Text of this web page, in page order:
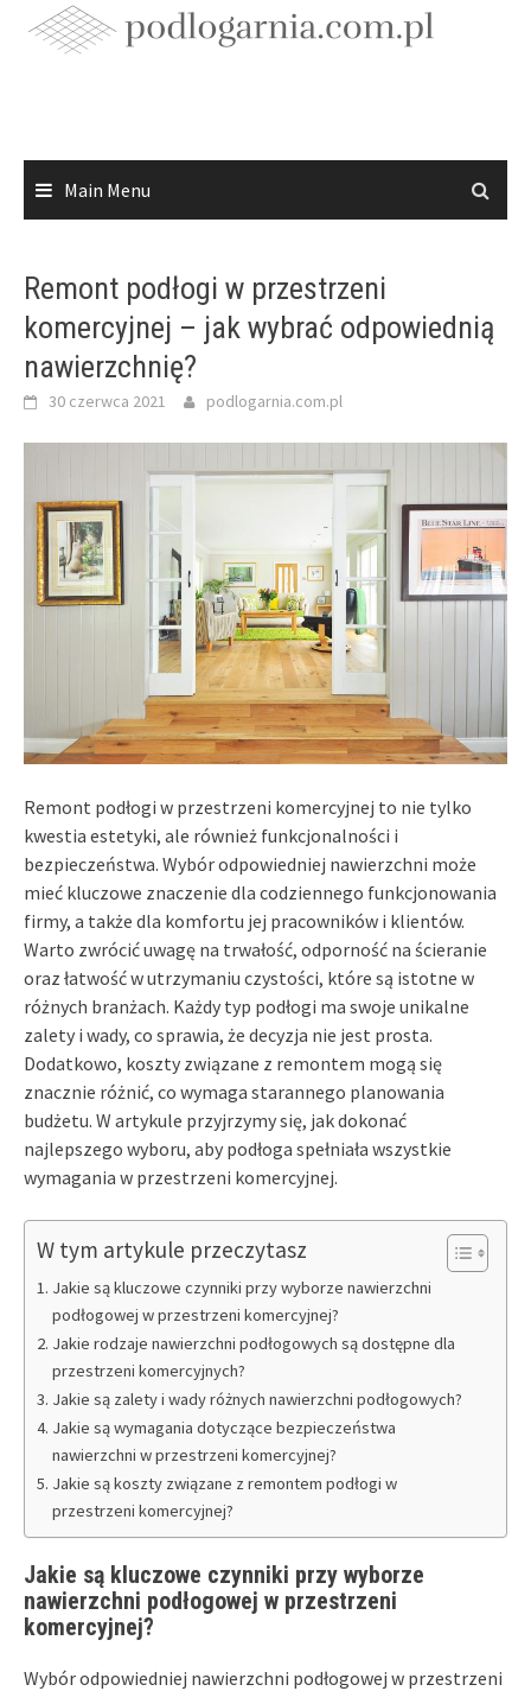
Main Menu
Remont podłogi w przestrzeni
komercyjnej – jak wybrać odpowiednią
nawierzchnię?
30 czerwca 2021 podlogarnia.com.pl
Remont podłogi w przestrzeni komercyjnej to nie tylko
kwestia estetyki, ale również funkcjonalności i
bezpieczeństwa. Wybór odpowiedniej nawierzchni może
mieć kluczowe znaczenie dla codziennego funkcjonowania
firmy, a także dla komfortu jej pracowników i klientów.
Warto zwrócić uwagę na trwałość, odporność na ścieranie
oraz łatwość w utrzymaniu czystości, które są istotne w
różnych branżach. Każdy typ podłogi ma swoje unikalne
zalety i wady, co sprawia, że decyzja nie jest prosta.
Dodatkowo, koszty związane z remontem mogą się
znacznie różnić, co wymaga starannego planowania
budżetu. W artykule przyjrzymy się, jak dokonać
najlepszego wyboru, aby podłoga spełniała wszystkie
wymagania w przestrzeni komercyjnej.
W tym artykule przeczytasz
Jakie są kluczowe czynniki przy wyborze nawierzchni
podłogowej w przestrzeni komercyjnej?
Jakie rodzaje nawierzchni podłogowych są dostępne dla
przestrzeni komercyjnych?
Jakie są zalety i wady różnych nawierzchni podłogowych?
Jakie są wymagania dotyczące bezpieczeństwa
nawierzchni w przestrzeni komercyjnej?
Jakie są koszty związane z remontem podłogi w
przestrzeni komercyjnej?
Jakie są kluczowe czynniki przy wyborze
nawierzchni podłogowej w przestrzeni
komercyjnej?
Wybór odpowiedniej nawierzchni podłogowej w przestrzeni